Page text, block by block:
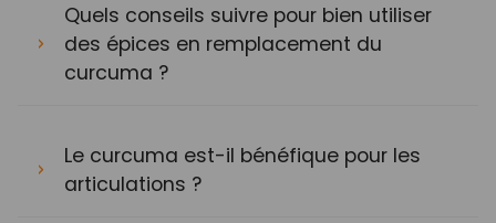
Quels conseils suivre pour bien utiliser
des épices en remplacement du
curcuma ?
Le curcuma est-il bénéfique pour les
articulations ?